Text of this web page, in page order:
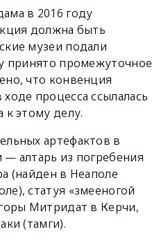
в 2016 году
должна быть
музеи подали
принято промежуточное
что конвенция
процесса ссылалась
к этому делу.
артефактов в
алтарь из погребения
(найден в Неаполе
статуя «змееногой
Митридат в Керчи,
(тамги).